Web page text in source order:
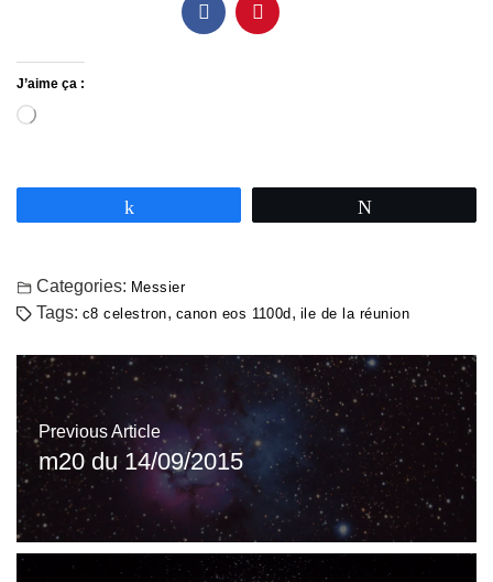
J’aime ça :
Categories: Messier
Tags: c8 celestron, canon eos 1100d , ile de la réunion
Previous Article
m20 du 14/09/2015